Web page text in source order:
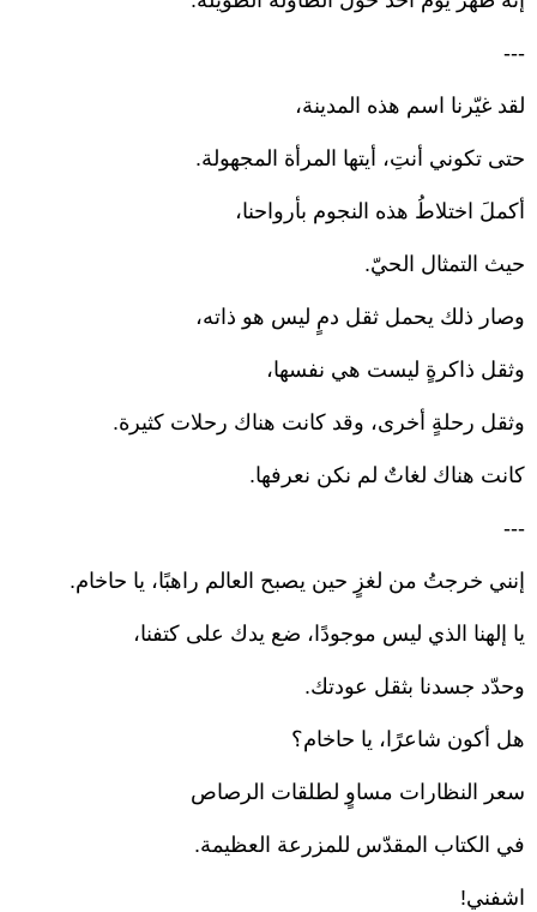
---
لقد غيّرنا اسم هذه المدينة،
حتى تكوني أنتِ، أيتها المرأة المجهولة.
أكملَ اختلاطُ هذه النجوم بأرواحنا،
حيث التمثال الحيّ.
وصار ذلك يحمل ثقل دمٍ ليس هو ذاته،
وثقل ذاكرةٍ ليست هي نفسها،
وثقل رحلةٍ أخرى، وقد كانت هناك رحلات كثيرة.
كانت هناك لغاتٌ لم نكن نعرفها.
---
إنني خرجتُ من لغزٍ حين يصبح العالم راهبًا، يا حاخام.
يا إلهنا الذي ليس موجودًا، ضع يدك على كتفنا،
وحدّد جسدنا بثقل عودتك.
هل أكون شاعرًا، يا حاخام؟
سعر النظارات مساوٍ لطلقات الرصاص
في الكتاب المقدّس للمزرعة العظيمة.
اشفني!